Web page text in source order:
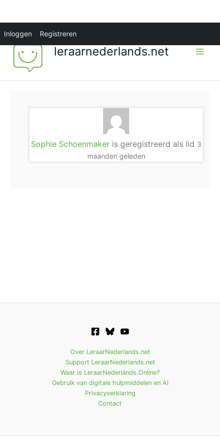
Inloggen Registreren
inhoud
leraarnederlands.net
Sophie Schoenmaker is geregistreerd als lid 3
maanden geleden
Over LeraarNederlands.net
Support LeraarNederlands.net
Waar is LeraarNederlands.Online?
Gebruik van digitale hulpmiddelen en AI
Privacyverklaring
Contact